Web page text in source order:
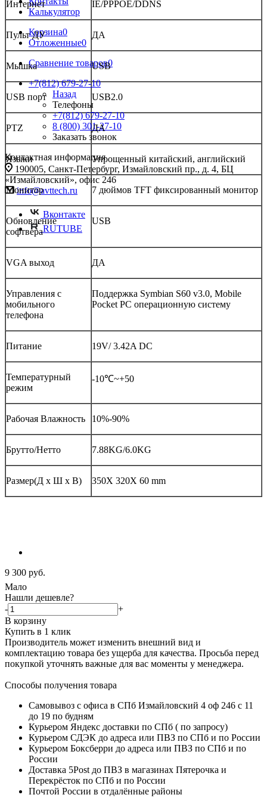
Калькулятор
Корзина0
Отложенные0
Сравнение товаров0
+7(812) 679-27-10
Назад
Телефоны
+7(812) 679-27-10
8 (800) 301-27-10
Заказать звонок
Контактная информация
190005, Санкт-Петербург, Измайловский пр., д. 4, БЦ
«Измайловский», офис 246
info@avttech.ru
Вконтакте
RUTUBE
Интернет IE/PPPOE/DDNS
Пульт ДУ ДА
Mышка USB
USB порт USB2.0
PTZ ДА
Языки Упрощенный китайский, английский
Монитор 7 дюймов TFT фиксированный монитор
Обновление
софтвера
USB
VGA выход ДА
Управления с
мобильного
телефона
Поддержка Symbian S60 v3.0, Mobile
Pocket PC операционную систему
Питание 19V/ 3.42A DC
Температурный
режим
-10℃~+50
Рабочая Влажность 10%-90%
Брутто/Нетто 7.88KG/6.0KG
Размер(Д х Ш х В) 350X 320X 60 mm
9 300 руб.
Мало
Нашли дешевле?
-
+
В корзину
Купить в 1 клик
Производитель может изменить внешний вид и
комплектацию товара без ущерба для качества. Просьба перед
покупкой уточнять важные для вас моменты у менеджера.
Способы получения товара
Самовывоз с офиса в СПб Измайловский 4 оф 246 с 11
до 19 по будням
Курьером Яндекс доставки по СПб ( по запросу)
Курьером СДЭК до адреса или ПВЗ по СПб и по России
Курьером Боксберри до адреса или ПВЗ по СПб и по
России
Доставка 5Post до ПВЗ в магазинах Пятерочка и
Перекрёсток по СПб и по России
Почтой России в отдалённые районы